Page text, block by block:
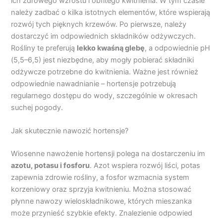
należy zadbać o kilka istotnych elementów, które wspierają
rozwój tych pięknych krzewów. Po pierwsze, należy
dostarczyć im odpowiednich składników odżywczych.
Rośliny te preferują lekko kwaśną glebę, a odpowiednie pH
(5,5–6,5) jest niezbędne, aby mogły pobierać składniki
odżywcze potrzebne do kwitnienia. Ważne jest również
odpowiednie nawadnianie – hortensje potrzebują
regularnego dostępu do wody, szczególnie w okresach
suchej pogody.
Jak skutecznie nawozić hortensje?
Wiosenne nawożenie hortensji polega na dostarczeniu im
azotu, potasu i fosforu. Azot wspiera rozwój liści, potas
zapewnia zdrowie rośliny, a fosfor wzmacnia system
korzeniowy oraz sprzyja kwitnieniu. Można stosować
płynne nawozy wieloskładnikowe, których mieszanka
może przynieść szybkie efekty. Znalezienie odpowied